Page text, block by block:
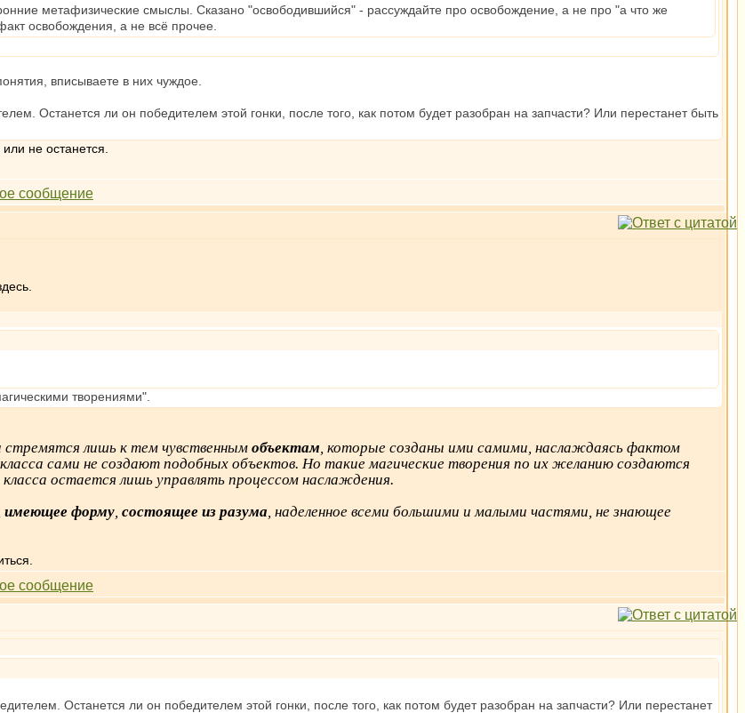
метафизические смыслы. Сказано "освободившийся" - рассуждайте про освобождение, а не про "а что же
освобождения, а не всё прочее.
вписываете в них чуждое.
Останется ли он победителем этой гонки, после того, как потом будет разобран на запчасти? Или перестанет быть
не останется.
творениями".
лишь к тем чувственным объектам, которые созданы ими самими, наслаждаясь фактом
сами не создают подобных объектов. Но такие магические творения по их желанию создаются
остается лишь управлять процессом наслаждения.
имеющее форму, состоящее из разума, наделенное всеми большими и малыми частями, не знающее
Останется ли он победителем этой гонки, после того, как потом будет разобран на запчасти? Или перестанет